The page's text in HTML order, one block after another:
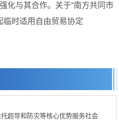
化与其合作。关于“南方共同市
临时适用自由贸易协定
——中央大学平野晋教授专访
类别，促进青年研究人员赴海外开展
超导和防灾等核心优势服务社会